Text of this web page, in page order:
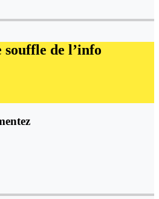
souffle de l’info